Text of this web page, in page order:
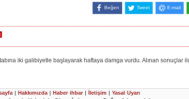
Beğen Tweet E-mail
iki galibiyetle başlayarak haftaya damga vurdu. Alınan sonuçlar
| Hakkımızda | Haber ihbar | İletişim | Yasal Uyarı